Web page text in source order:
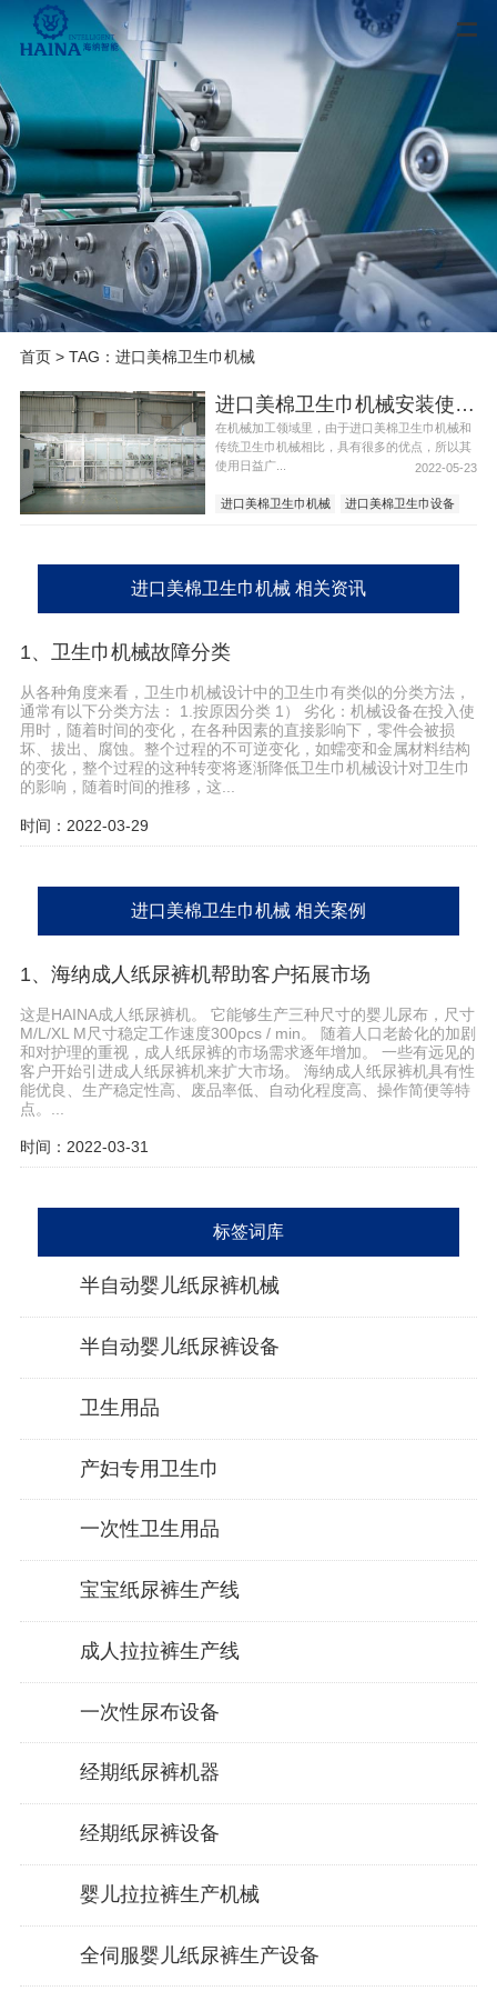
首页> TAG：进口美棉卫生巾机械
进口美棉卫生巾机械安装使用注意事项
在机械加工领域里，由于进口美棉卫生巾机械和
传统卫生巾机械相比，具有很多的优点，所以其
使用日益广...
2022-05-23
进口美棉卫生巾机械 进口美棉卫生巾设备
进口美棉卫生巾机械 相关资讯
1、卫生巾机械故障分类
从各种角度来看，卫生巾机械设计中的卫生巾有类似的分类方法，
通常有以下分类方法： 1.按原因分类 1） 劣化：机械设备在投入使
用时，随着时间的变化，在各种因素的直接影响下，零件会被损
坏、拔出、腐蚀。整个过程的不可逆变化，如蠕变和金属材料结构
的变化，整个过程的这种转变将逐渐降低卫生巾机械设计对卫生巾
的影响，随着时间的推移，这...
时间：2022-03-29
进口美棉卫生巾机械 相关案例
1、海纳成人纸尿裤机帮助客户拓展市场
这是HAINA成人纸尿裤机。 它能够生产三种尺寸的婴儿尿布，尺寸
M/L/XL M尺寸稳定工作速度300pcs / min。 随着人口老龄化的加剧
和对护理的重视，成人纸尿裤的市场需求逐年增加。 一些有远见的
客户开始引进成人纸尿裤机来扩大市场。 海纳成人纸尿裤机具有性
能优良、生产稳定性高、废品率低、自动化程度高、操作简便等特
点。...
时间：2022-03-31
标签词库
半自动婴儿纸尿裤机械
半自动婴儿纸尿裤设备
卫生用品
产妇专用卫生巾
一次性卫生用品
宝宝纸尿裤生产线
成人拉拉裤生产线
一次性尿布设备
经期纸尿裤机器
经期纸尿裤设备
婴儿拉拉裤生产机械
全伺服婴儿纸尿裤生产设备